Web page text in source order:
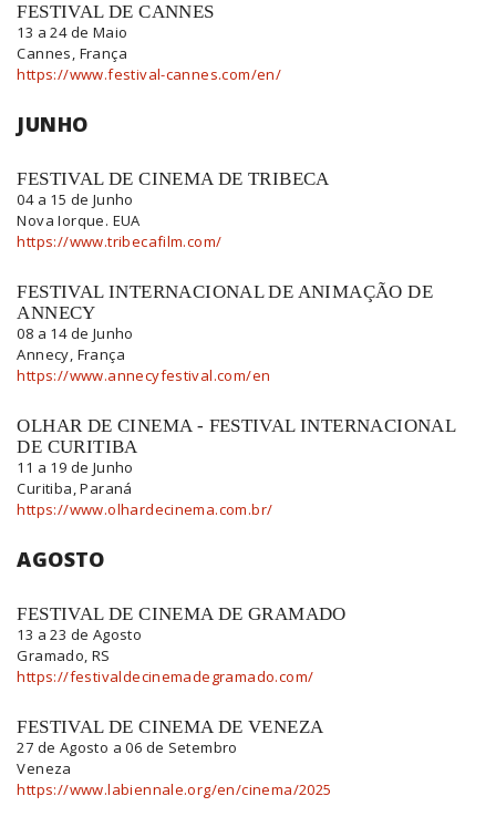
FESTIVAL DE CANNES
13 a 24 de Maio
Cannes, França
https://www.festival-cannes.com/en/
JUNHO
FESTIVAL DE CINEMA DE TRIBECA
04 a 15 de Junho
Nova Iorque. EUA
https://www.tribecafilm.com/
FESTIVAL INTERNACIONAL DE ANIMAÇÃO DE
ANNECY
08 a 14 de Junho
Annecy, França
https://www.annecyfestival.com/en
OLHAR DE CINEMA - FESTIVAL INTERNACIONAL
DE CURITIBA
11 a 19 de Junho
Curitiba, Paraná
https://www.olhardecinema.com.br/
AGOSTO
FESTIVAL DE CINEMA DE GRAMADO
13 a 23 de Agosto
Gramado, RS
https://festivaldecinemadegramado.com/
FESTIVAL DE CINEMA DE VENEZA
27 de Agosto a 06 de Setembro
Veneza
https://www.labiennale.org/en/cinema/2025